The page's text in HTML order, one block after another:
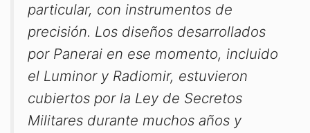
particular, con instrumentos de
precisión. Los diseños desarrollados
por Panerai en ese momento, incluido
el Luminor y Radiomir, estuvieron
cubiertos por la Ley de Secretos
Militares durante muchos años y